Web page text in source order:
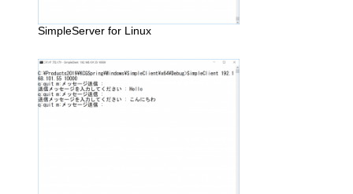
SimpleServer for Linux